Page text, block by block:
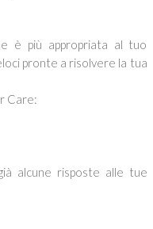
è più appropriata al tuo
pronte a risolvere la tua
Care:
alcune risposte alle tue